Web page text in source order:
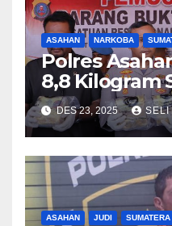
ASAHAN NARKOBA
Polres
8,8 Kilogram
Tegaskan
Terhadap
DES 23, 2025 SELI
ASAHAN JUDI SUMATERA